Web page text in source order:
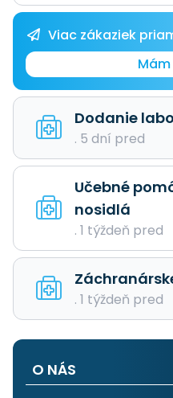
Viac zákaziek
Dodanie
. 5 dní pred
Učebné
nosidlá
. 1 týždeň pred
. 1 týždeň pred
O NÁS